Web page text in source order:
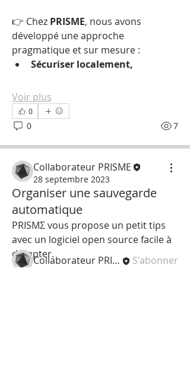
👉 Chez PRISME, nous avons
développé une approche
pragmatique et sur mesure :
Sécuriser localement,
Voir plus
0
0 7
Collaborateur PRISME
28 septembre 2023
Organiser une sauvegarde
automatique
PRISMΣ vous propose un petit tips
avec un logiciel open source facile à
dompter.
À propos
Quelles sont les meilleurs solutions
de sauvegardes efficace...
Lire plus
membres
Collaborateur PRISME
S'abonner